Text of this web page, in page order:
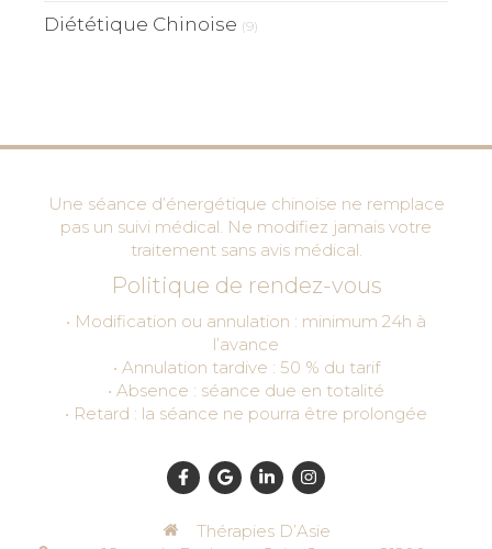
Diététique Chinoise (9)
Une séance d’énergétique chinoise ne remplace
pas un suivi médical. Ne modifiez jamais votre
traitement sans avis médical.
Politique de rendez-vous
• Modification ou annulation : minimum 24h à
l’avance
• Annulation tardive : 50 % du tarif
• Absence : séance due en totalité
• Retard : la séance ne pourra être prolongée
Thérapies D’Asie